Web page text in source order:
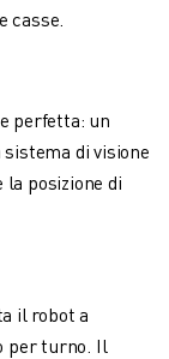
casse.
perfetta: un
di visione
la posizione di
il robot a
per turno. Il